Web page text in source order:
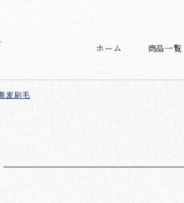
ホーム 商品一覧
麦刷毛